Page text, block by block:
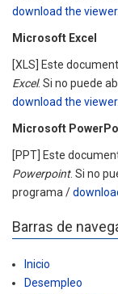
download the viewer.
Microsoft Excel
[XLS] Este
Excel. Si no puede
download the viewer.
Microsoft
[PPT] Este
Powerpoint. Si no
programa /
Barras de
Inicio
Desempleo